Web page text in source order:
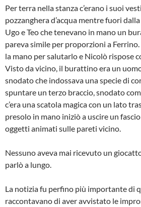
Per terra nella stanza c’erano i suoi
pozzanghera d’acqua mentre fuori
Ugo e Teo che tenevano in mano un
pareva simile per proporzioni a
la mano per salutarlo e Nicolò rispose
Visto da vicino, il burattino era un
snodato che indossava una specie di
spuntare un terzo braccio, snodato
c’era una scatola magica con un lato
presolo in mano iniziò a uscire un
oggetti animati sulle pareti vicino.
Nessuno aveva mai ricevuto un
parlò a lungo.
La notizia fu perfino più importante di
raccontavano di aver avvistato le